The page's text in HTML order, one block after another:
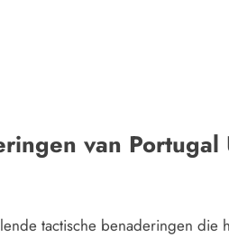
van Portugal
tactische benaderingen die